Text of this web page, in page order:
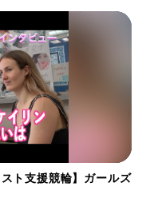
ト支援競輪】ガールズ